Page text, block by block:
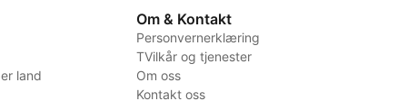
land
Om & Kontakt
Personvernerklæring
TVilkår og tjenester
Om oss
Kontakt oss